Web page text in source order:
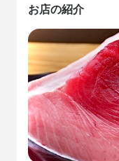
お店の紹介
仕事内容
【ホールスタッフ】
主にお客様のご案
だきますが、難し
に自信がある方は
導いたします。ま
す。
仕事内容
【ホールスタッフ】
主にお客様のご案
だきますが、難し
に自信がある方は
導いたします。ま
す。
仕事内容
【ホールスタッフ】
主にお客様のご案
だきますが、難し
に自信がある方は
導いたします。ま
す。